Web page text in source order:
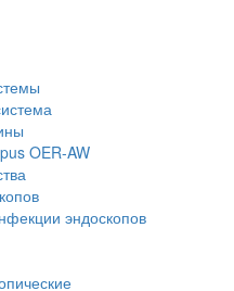
OER-AW
эндоскопов